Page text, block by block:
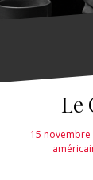
Le
15 novembre